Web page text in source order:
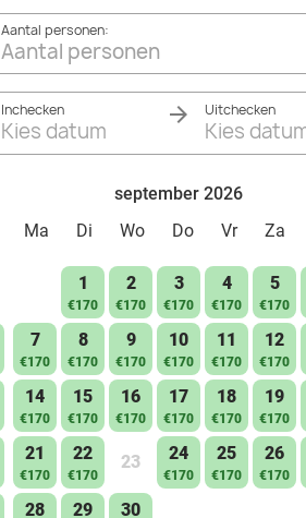
Aantal personen:
Aantal personen
Inchecken
Kies datum
Uitchecken
Kies
september 2026
Ma
Di Wo Do Vr Za
1
€170
2
€170
3
€170
4
€170
5
€170
7
€170
8
€170
9
€170
10
€170
11
€170
12
€170
14
€170
15
€170
16
€170
17
€170
18
€170
19
€170
21
€170
22
€170
23 24
€170
25
€170
26
€170
28 29 30